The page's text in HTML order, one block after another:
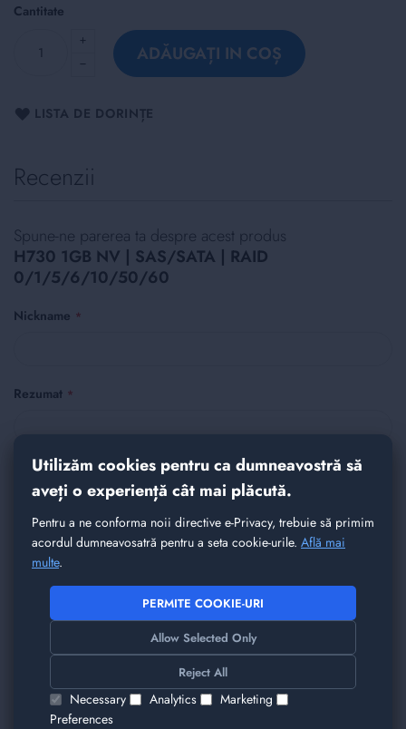
Utilizăm cookies pentru ca dumneavostră să
aveți o experiență cât mai plăcută.
Pentru a ne conforma noii directive e-Privacy, trebuie să primim
acordul dumneavosatră pentru a seta cookie-urile. Află mai
multe.
PERMITE COOKIE-URI
Allow Selected Only
Reject All
Necessary Analytics
Marketing
Preferences
Cantitate
ADĂUGAȚI IN COȘ
LISTA DE DORINȚE
Recenzii
Spune-ne parerea ta despre acest produs
H730 1GB NV | SAS/SATA | RAID
0/1/5/6/10/50/60
Nickname
Rezumat
Recenzie
TRIMITE
Am găsit alte produse care v-ar plăcea!